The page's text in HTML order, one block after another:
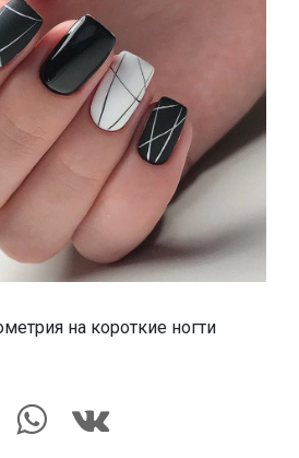
на короткие ногти